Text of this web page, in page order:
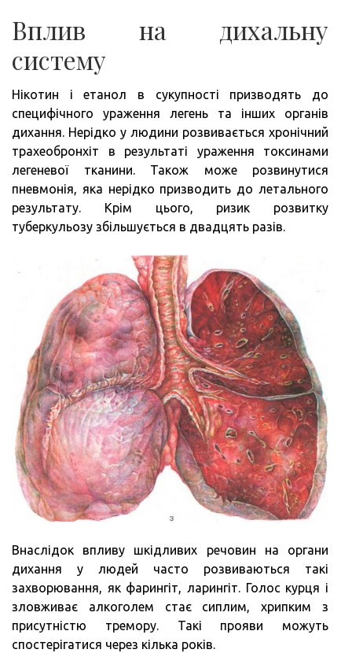
Вплив на дихальну
систему
Нікотин і етанол в сукупності призводять до
специфічного ураження легень та інших органів
дихання. Нерідко у людини розвивається хронічний
трахеобронхіт в результаті ураження токсинами
легеневої тканини. Також може розвинутися
пневмонія, яка нерідко призводить до летального
результату. Крім цього, ризик розвитку
туберкульозу збільшується в двадцять разів.
Внаслідок впливу шкідливих речовин на органи
дихання у людей часто розвиваються такі
захворювання, як фарингіт, ларингіт. Голос курця і
зловживає алкоголем стає сиплим, хрипким з
присутністю тремору. Такі прояви можуть
спостерігатися через кілька років.